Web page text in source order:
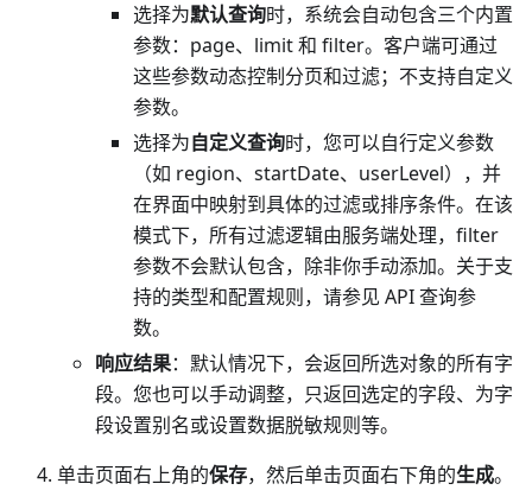
选择为默认查询时，系统会自动包含三个内置
参数：page、limit 和 filter。客户端可通过
这些参数动态控制分页和过滤；不支持自定义
参数。
选择为自定义查询时，您可以自行定义参数
（如 region、startDate、userLevel），并
在界面中映射到具体的过滤或排序条件。在该
模式下，所有过滤逻辑由服务端处理，filter
参数不会默认包含，除非你手动添加。关于支
持的类型和配置规则，请参见 API 查询参
数。
响应结果：默认情况下，会返回所选对象的所有字
段。您也可以手动调整，只返回选定的字段、为字
段设置别名或设置数据脱敏规则等。
单击页面右上角的保存，然后单击页面右下角的生成。